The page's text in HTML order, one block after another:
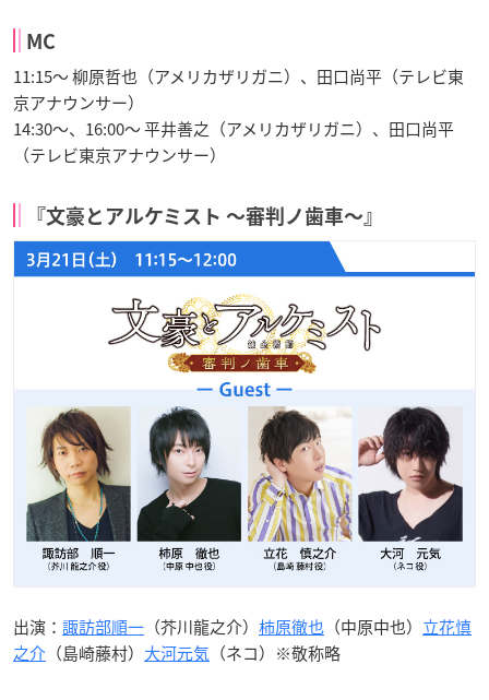
MC
11:15～ 柳原哲也（アメリカザリガニ）、田口尚平（テレビ東
京アナウンサー）
14:30～、16:00～ 平井善之（アメリカザリガニ）、田口尚平
（テレビ東京アナウンサー）
『文豪とアルケミスト 〜審判ノ歯車〜』
出演： 諏訪部順一 （芥川龍之介） 柿原徹也 （中原中也） 立花慎
之介 （島崎藤村） 大河元気 （ネコ）※敬称略